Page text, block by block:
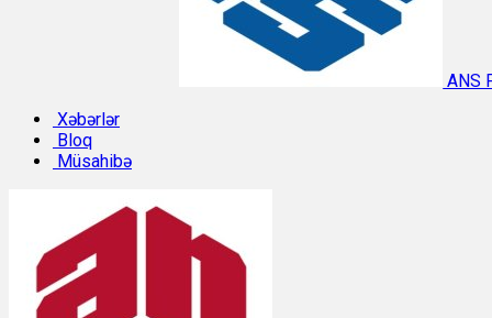
Temperatur: 31.7°C. Rütubət: 44%.
Sabah:
ANS
Xəbərlər
Bloq
Müsahibə